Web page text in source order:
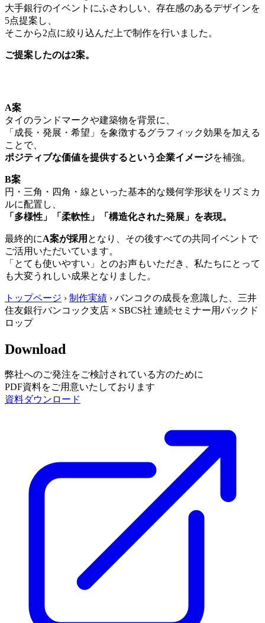
大手銀行のイベントにふさわしい、存在感のあるデザインを
5点提案し、
そこから2点に絞り込んだ上で制作を行いました。
ご提案したのは2案。
A案
タイのランドマークや建築物を背景に、
「成長・発展・希望」を象徴するグラフィック効果を加える
ことで、
ポジティブな価値を提供するという企業イメージを補強。
B案
円・三角・四角・線といった基本的な幾何学形状をリズミカ
ルに配置し、
「多様性」「柔軟性」「構造化された発展」を表現。
最終的にA案が採用 となり、その後すべての共同イベントで
ご活用いただいています。
「とても使いやすい」とのお声もいただき、私たちにとって
も大変うれしい成果となりました。
トップページ › 制作実績 › バンコクの成長を意識した、三井
住友銀行バンコック支店 × SBCS社 連続セミナー用バックド
ロップ
Download
弊社へのご発注をご検討されている方のために
PDF資料をご用意いたしております
資料ダウンロード